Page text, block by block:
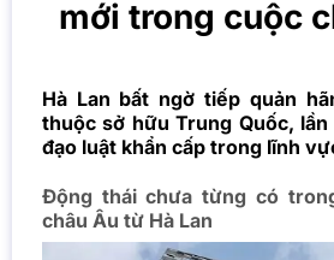
mới trong cuộc
Hà Lan bất ngờ tiếp quản
thuộc sở hữu Trung Quốc,
đạo luật khẩn cấp trong lĩnh
Động thái chưa từng có
châu Âu từ Hà Lan